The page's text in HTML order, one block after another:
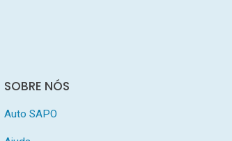
SOBRE NÓS
Auto SAPO